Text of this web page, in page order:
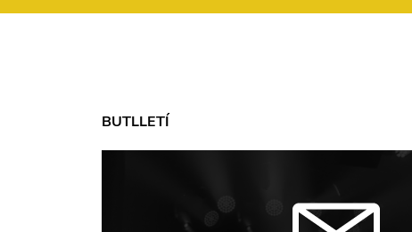
BUTLLETÍ